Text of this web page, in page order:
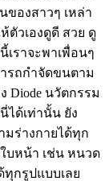
ของสาวๆ เหล่า
ตัวเองดูดี สวย ดู
เราจะพาเพื่อนๆ
รถกำจัดขนตาม
Diode นวัตกรรม
ได้เท่านั้น ยัง
ร่างกายได้ทุก
บหน้า เช่น หนวด
ทุกรูปแบบเลย